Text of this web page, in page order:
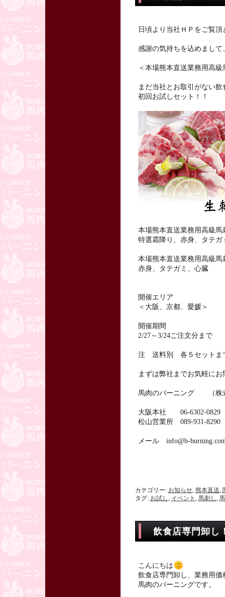
日頃より当社ＨＰをご覧
感謝の気持ちを込めまし
＜本場熊本直送業務用高
まだ当社とお取引がない
初回お試しセット！！
本場熊本直送業務用高級
特選霜降り、赤身、タテ
本場熊本直送業務用高級
赤身、タテガミ、心臓
開催エリア
＜大阪、京都、愛媛＞
開催期間
2/27～3/24ご注文分まで
注 送料別 各５セットま
まずは弊社までお気軽に
馬肉のバーニング （株
大阪本社 06-6302-
松山営業所 089-931-
メール info@b-
カテゴリー: お知らせ, 熊本直送,
タグ: お試し, イベント , 馬刺し,
飲食店専門卸し
こんにちは
飲食店専門卸し、業務用
馬肉のバーニングです。